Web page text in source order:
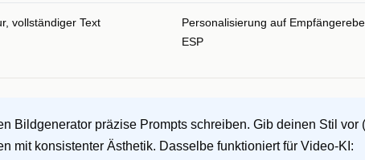
vollständiger Text
Personalisierung auf
ESP
Bildgenerator präzise Prompts schreiben. Gib deinen Stil vor
mit konsistenter Ästhetik. Dasselbe funktioniert für Video-KI: